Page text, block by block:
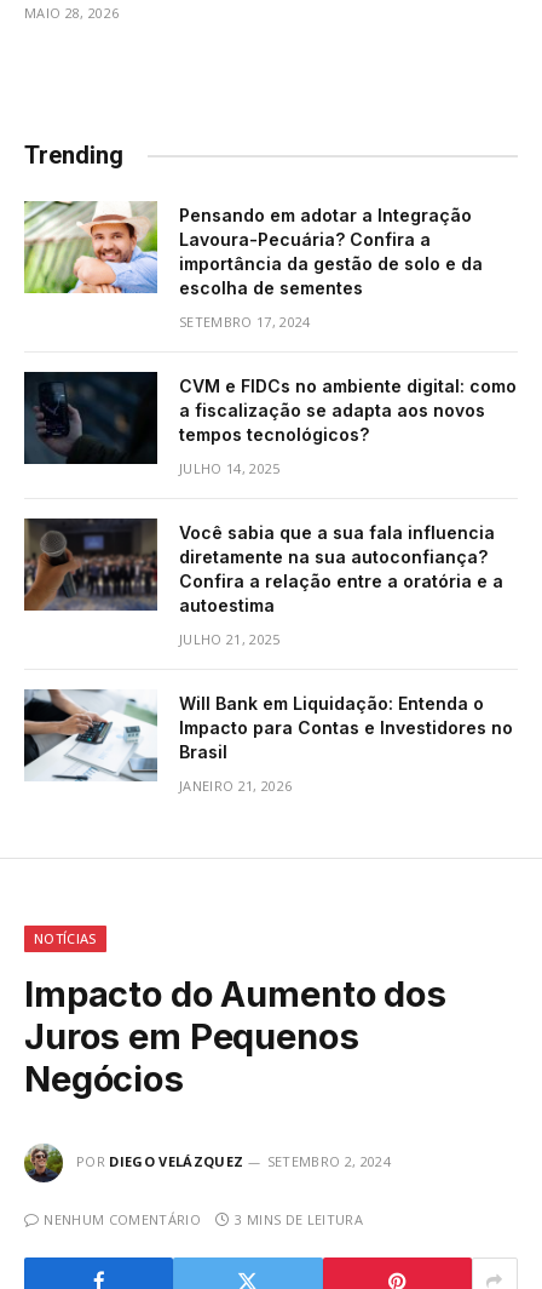
MAIO 28, 2026
Trending
Pensando em adotar a Integração
Lavoura-Pecuária? Confira a
importância da gestão de solo e da
escolha de sementes
SETEMBRO 17, 2024
CVM e FIDCs no ambiente digital: como
a fiscalização se adapta aos novos
tempos tecnológicos?
JULHO 14, 2025
Você sabia que a sua fala influencia
diretamente na sua autoconfiança?
Confira a relação entre a oratória e a
autoestima
JULHO 21, 2025
Will Bank em Liquidação: Entenda o
Impacto para Contas e Investidores no
Brasil
JANEIRO 21, 2026
NOTÍCIAS
Impacto do Aumento dos
Juros em Pequenos
Negócios
POR DIEGO VELÁZQUEZ SETEMBRO 2, 2024
NENHUM COMENTÁRIO 3 MINS DE LEITURA